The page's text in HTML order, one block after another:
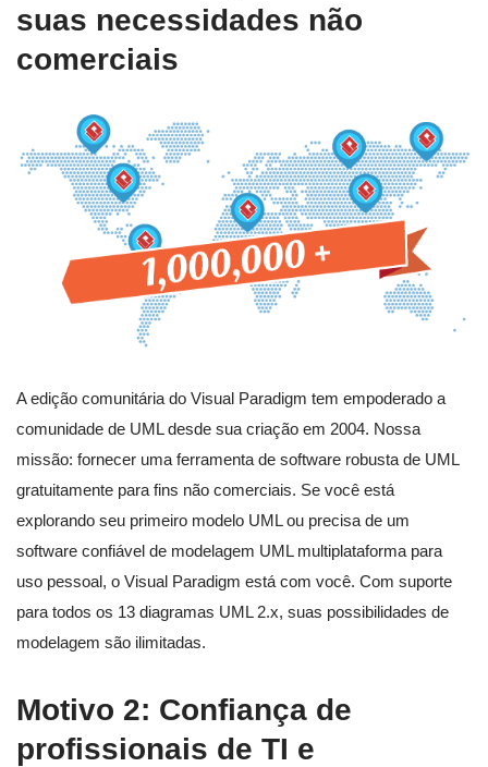
suas necessidades não
comerciais
A edição comunitária do Visual Paradigm tem empoderado a
comunidade de UML desde sua criação em 2004. Nossa
missão: fornecer uma ferramenta de software robusta de UML
gratuitamente para fins não comerciais. Se você está
explorando seu primeiro modelo UML ou precisa de um
software confiável de modelagem UML multiplataforma para
uso pessoal, o Visual Paradigm está com você. Com suporte
para todos os 13 diagramas UML 2.x, suas possibilidades de
modelagem são ilimitadas.
Motivo 2: Confiança de
profissionais de TI e